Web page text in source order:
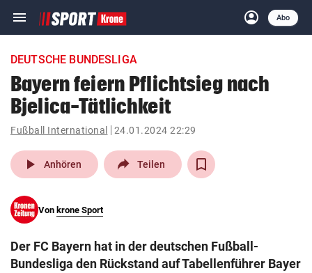
menu Navigation
ein-/ausklappen
account_circle
Anmelden
Abo
close Schließen
account_circle Anmelden
pin_drop
Wien arrow_right
search
eingeben
DEUTSCHE BUNDESLIGA
Bayern feiern Pflichtsieg nach
Bjelica-Tätlichkeit
Fußball International 24.01.2024 22:29
play_arrow Anhören Teilen
Von krone Sport
Der FC Bayern hat in der deutschen Fußball-
Bundesliga den Rückstand auf Tabellenführer Bayer